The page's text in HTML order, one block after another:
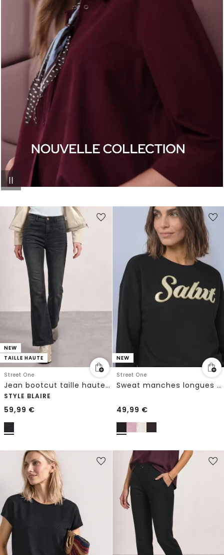
NEW
TAILLE HAUTE
Street One
Jean bootcut taille haute, coupe slim
STYLE BLAIRE
59,99 €
NEW
Street One
Sweat manches longues à inscription
49,99 €